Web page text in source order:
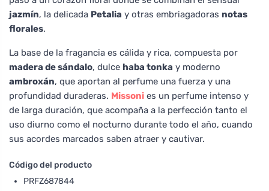
jazmín, la delicada Petalia y otras embriagadoras notas
florales.
La base de la fragancia es cálida y rica, compuesta por
madera de sándalo, dulce haba tonka y moderno
ambroxán, que aportan al perfume una fuerza y una
profundidad duraderas. Missoni es un perfume intenso y
de larga duración, que acompaña a la perfección tanto el
uso diurno como el nocturno durante todo el año, cuando
sus acordes marcados saben atraer y cautivar.
Código del producto
PRFZ687844